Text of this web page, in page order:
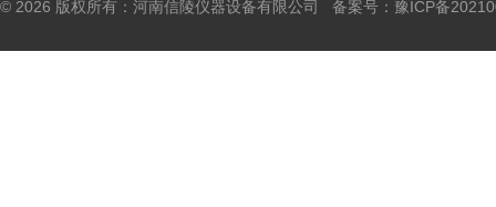
© 2026 版权所有：河南信陵仪器设备有限公司 备案号： 豫ICP备